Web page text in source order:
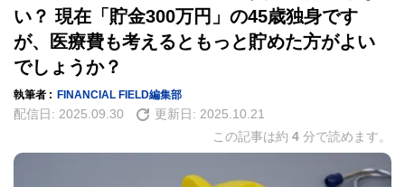
い？ 現在「貯金300万円」の45歳独身です
が、医療費も考えるともっと貯めた方がよい
でしょうか？
執筆者 : FINANCIAL FIELD編集部
配信日: 2025.09.30 更新日: 2025.10.21
この記事は約 4 分で読めます。